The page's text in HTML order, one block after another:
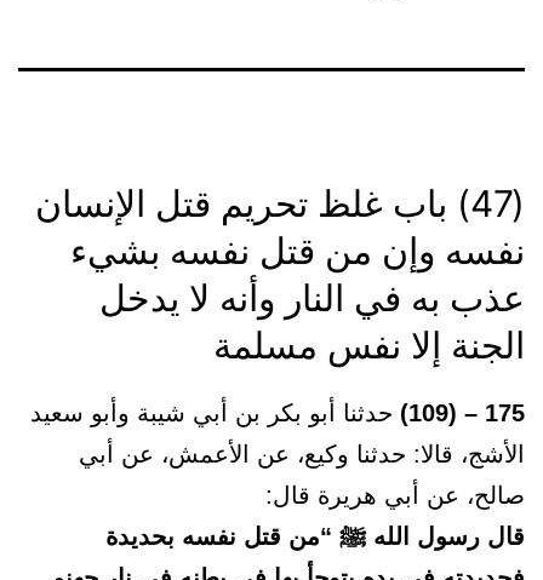
(47) باب غلظ تحريم قتل الإنسان
نفسه وإن من قتل نفسه بشيء
عذب به في النار وأنه لا يدخل
الجنة إلا نفس مسلمة
175 – (109)
حدثنا أبو بكر بن أبي شيبة وأبو سعيد
الأشج، قالا: حدثنا وكيع، عن الأعمش، عن أبي
صالح، عن أبي هريرة قال:
قال رسول الله ﷺ “من قتل نفسه بحديدة